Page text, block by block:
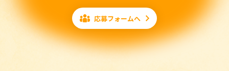
応募フォームへ